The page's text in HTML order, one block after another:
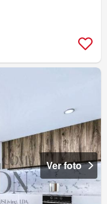
Ver foto